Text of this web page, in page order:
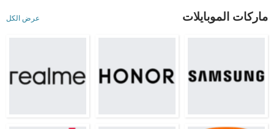
ماركات الموبايلات عرض الكل